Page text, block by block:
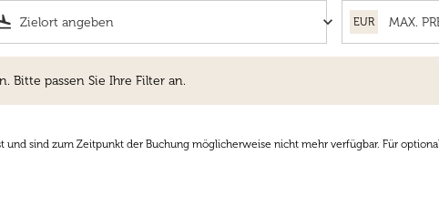
keyboard_arrow_down EUR
Bitte passen Sie Ihre Filter an.
sind zum Zeitpunkt der Buchung möglicherweise nicht mehr verfügbar. Für